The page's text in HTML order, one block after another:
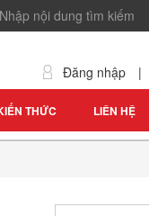
Đăng nhập |
THỨC LIÊN HỆ